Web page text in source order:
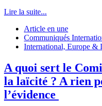
Lire la suite...
Article en une
Communiqués
International, Europe &
A quoi sert le
la laïcité ? A rien
l’évidence